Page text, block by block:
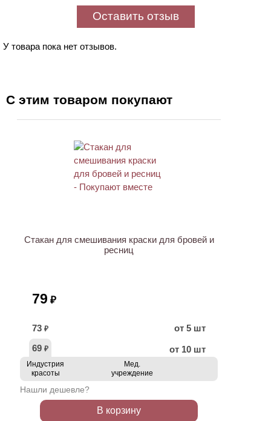
Оставить отзыв
У товара пока нет отзывов.
С этим товаром покупают
Стакан для смешивания краски для бровей и
ресниц
79 ₽
73 ₽
от 5 шт
69 ₽ от 10 шт
Индустрия
красоты
Мед.
учреждение
Нашли дешевле?
В корзину